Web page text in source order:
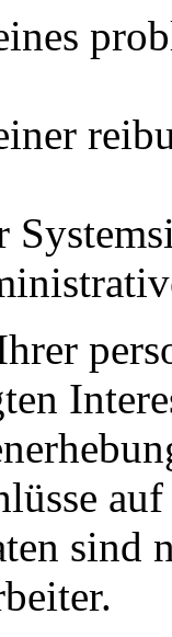
sind